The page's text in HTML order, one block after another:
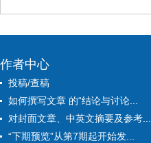
作者中心
投稿/查稿
如何撰写文章 的“结论与讨论...
对封面文章、中英文摘要及参考...
“下期预览”从第7期起开始发...